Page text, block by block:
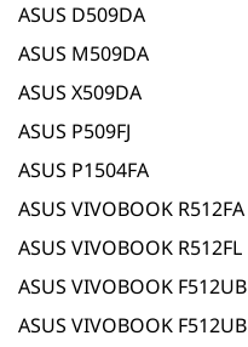
ASUS D509DA
ASUS M509DA
ASUS X509DA
ASUS P509FJ
ASUS P1504FA
ASUS VIVOBOOK R512FA
ASUS VIVOBOOK R512FL
ASUS VIVOBOOK F512UB
ASUS VIVOBOOK F512UB